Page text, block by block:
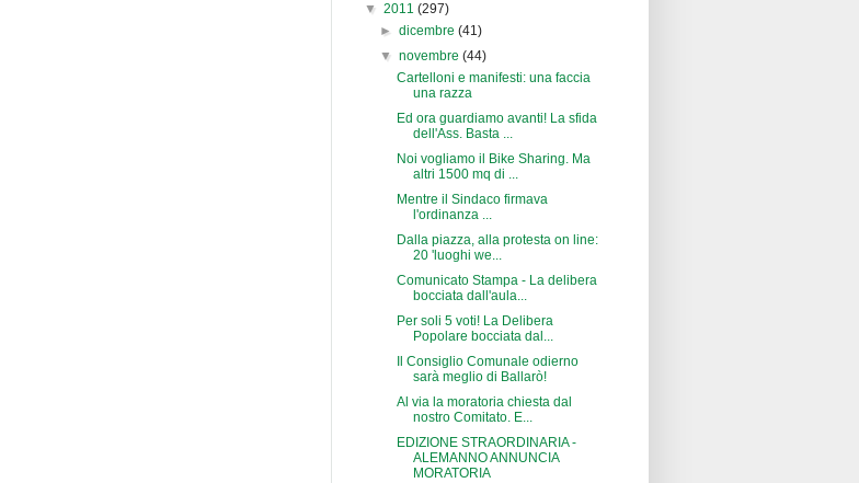
▼ 2011 (297)
►dicembre(41)
▼novembre(44)
Cartelloni e manifesti: una faccia
una razza
Ed ora guardiamo avanti! La sfida
dell'Ass. Basta ...
Noi vogliamo il Bike Sharing. Ma
altri 1500 mq di ...
Mentre il Sindaco firmava
l'ordinanza ...
Dalla piazza, alla protesta on line:
20 'luoghi we...
Comunicato Stampa - La delibera
bocciata dall'aula...
Per soli 5 voti! La Delibera
Popolare bocciata dal...
Il Consiglio Comunale odierno
sarà meglio di Ballarò!
Al via la moratoria chiesta dal
nostro Comitato. E...
EDIZIONE STRAORDINARIA -
ALEMANNO ANNUNCIA
MORATORIA